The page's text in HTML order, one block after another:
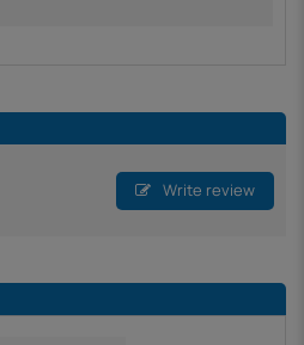
Write review